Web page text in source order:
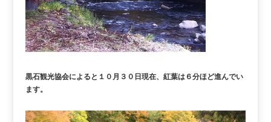
黒石観光協会によると１０月３０日現在、紅葉は６分ほど進んでい
ます。